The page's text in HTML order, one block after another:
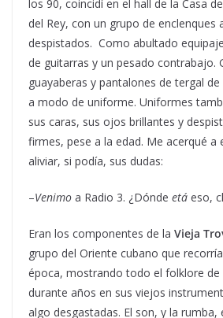
los 90, coincidí en el hall de la Casa
del Rey, con un grupo de enclenques
despistados. Como abultado
de guitarras y un pesado contrabajo.
guayaberas y pantalones de tergal
a modo de uniforme. Uniformes
sus caras, sus ojos brillantes y
firmes, pese a la edad. Me acerqué a
aliviar, si podía, sus dudas:
–Venimo a Radio 3. ¿Dónde etá eso,
Eran los componentes de la Vieja
grupo del Oriente cubano que
época, mostrando todo el folklore de
durante años en sus viejos
algo desgastadas. El son, y la rumba,